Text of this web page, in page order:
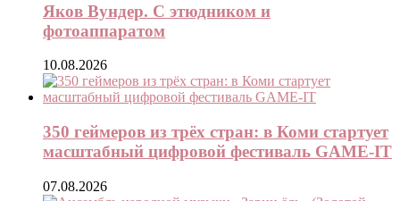
Яков Вундер. С этюдником и
фотоаппаратом
10.08.2026
350 геймеров из трёх стран: в Коми стартует
масштабный цифровой фестиваль GAME-IT
07.08.2026